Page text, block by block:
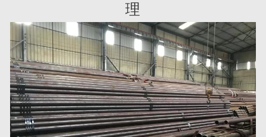
产品展示
工程案例
成都声测管
售后服务
理